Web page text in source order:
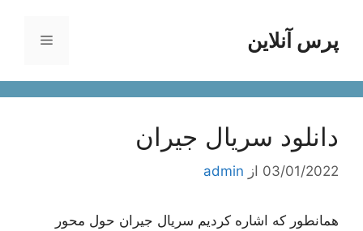
محتواپرس آنلاین فهرست
دانلود سریال جیران
03/01/2022 از admin
همانطور که اشاره کردیم سریال جیران حول محور